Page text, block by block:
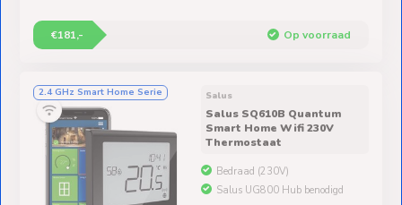
€181,- Op voorraad
2.4 GHz Smart Home Serie Salus
Salus SQ610B Quantum
Smart Home Wifi 230V
Thermostaat
Bedraad (230V)
Salus UG800 Hub benodigd